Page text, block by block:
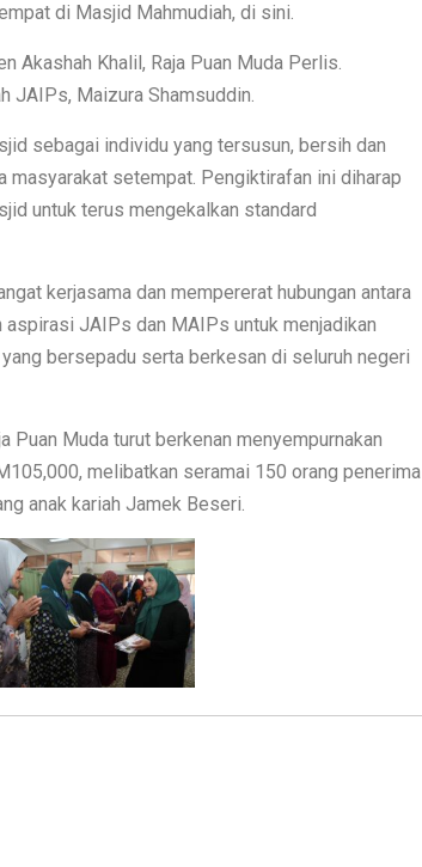
di Masjid Mahmudiah, di sini.
Akashah Khalil, Raja Puan Muda Perlis.
JAIPs, Maizura Shamsuddin.
sebagai individu yang tersusun, bersih dan
masyarakat setempat. Pengiktirafan ini diharap
untuk terus mengekalkan standard
kerjasama dan mempererat hubungan antara
JAIPs dan MAIPs untuk menjadikan
bersepadu serta berkesan di seluruh negeri
Puan Muda turut berkenan menyempurnakan
melibatkan seramai 150 orang penerima
anak kariah Jamek Beseri.